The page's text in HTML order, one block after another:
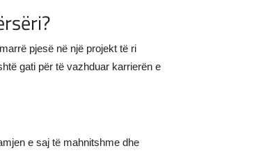
pjesë në një projekt të ri
gati për të vazhduar karrierën e
e saj të mahnitshme dhe